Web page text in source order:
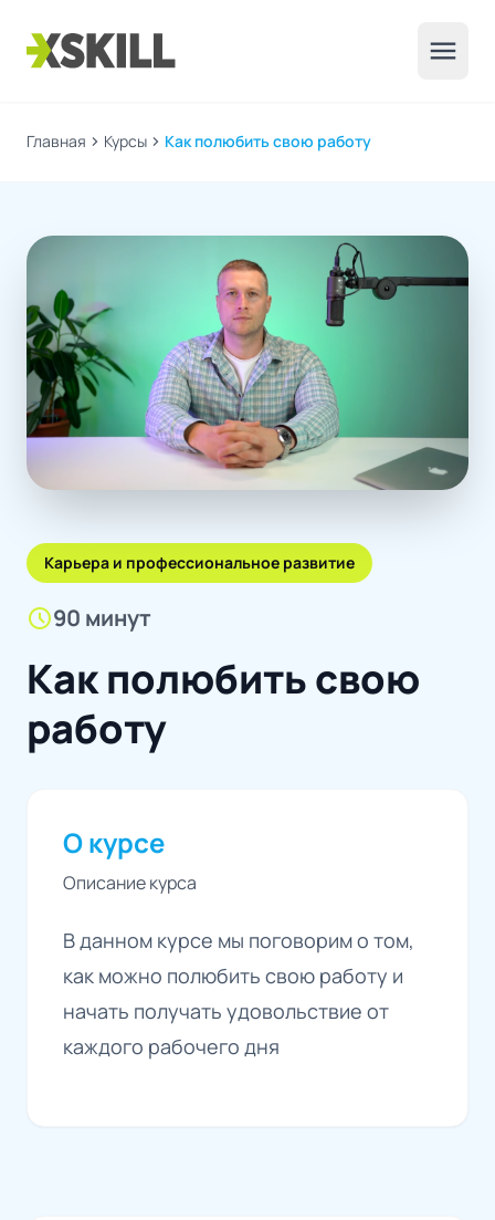
menu
Главная chevron_right Курсы chevron_right Как полюбить свою работу
Карьера и профессиональное развитие
schedule90 минут
Как полюбить свою
работу
О курсе
Описание курса
В данном курсе мы поговорим о том,
как можно полюбить свою работу и
начать получать удовольствие от
каждого рабочего дня